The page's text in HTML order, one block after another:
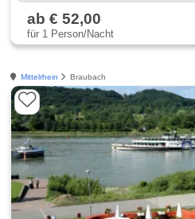
ab € 52,00
für 1 Person/Nacht
Mittelrhein Braubach